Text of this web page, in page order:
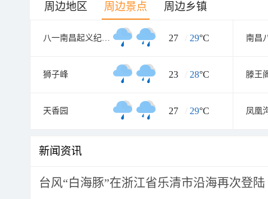
周边地区 周边景点 周边乡镇
八一南昌起义纪念塔 27 / 29°C
狮子峰 23 / 28°C 滕王
天香园 27 / 29°C 凤凰
新闻资讯
台风“白海豚”在浙江省乐清市沿海再次登陆